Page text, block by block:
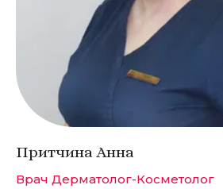
Притчина Анна
Врач Дерматолог-Косметолог